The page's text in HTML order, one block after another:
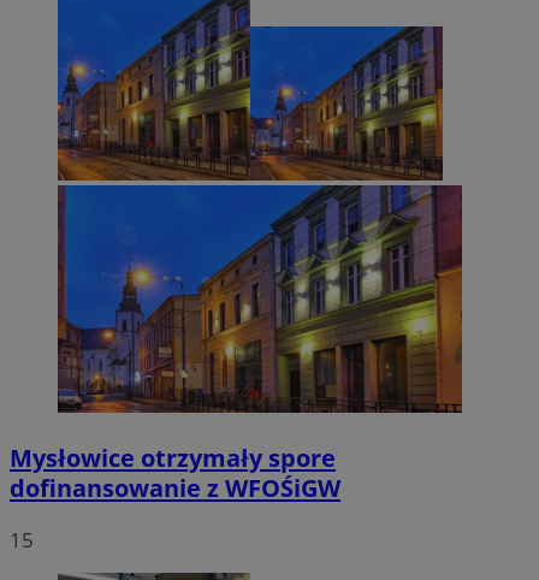
Mysłowice otrzymały spore
dofinansowanie z WFOŚiGW
15